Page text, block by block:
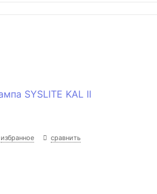
избранное сравнить